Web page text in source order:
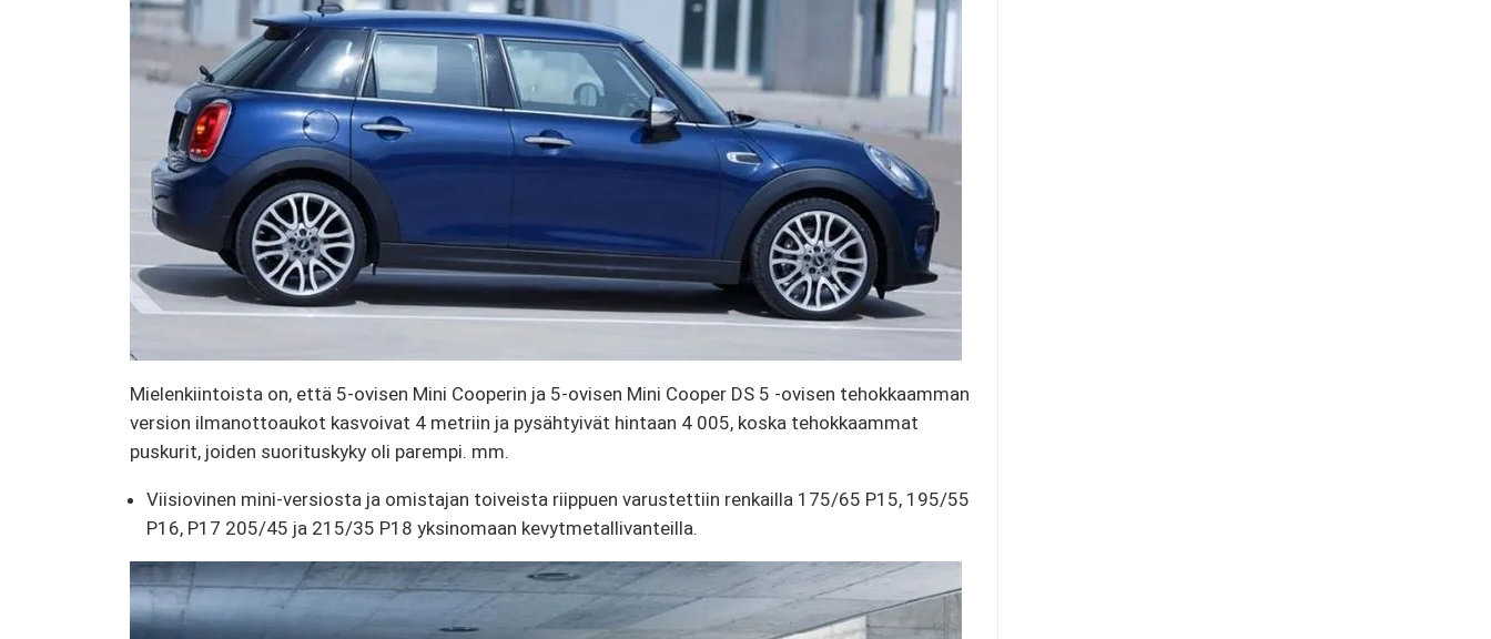
Mielenkiintoista on, että 5-ovisen Mini Cooperin ja 5-ovisen Mini Cooper DS 5 -ovisen tehokkaamman
version ilmanottoaukot kasvoivat 4 metriin ja pysähtyivät hintaan 4 005, koska tehokkaammat
puskurit, joiden suorituskyky oli parempi. mm.
Viisiovinen mini-versiosta ja omistajan toiveista riippuen varustettiin renkailla 175/65 P15, 195/55
P16, P17 205/45 ja 215/35 P18 yksinomaan kevytmetallivanteilla.